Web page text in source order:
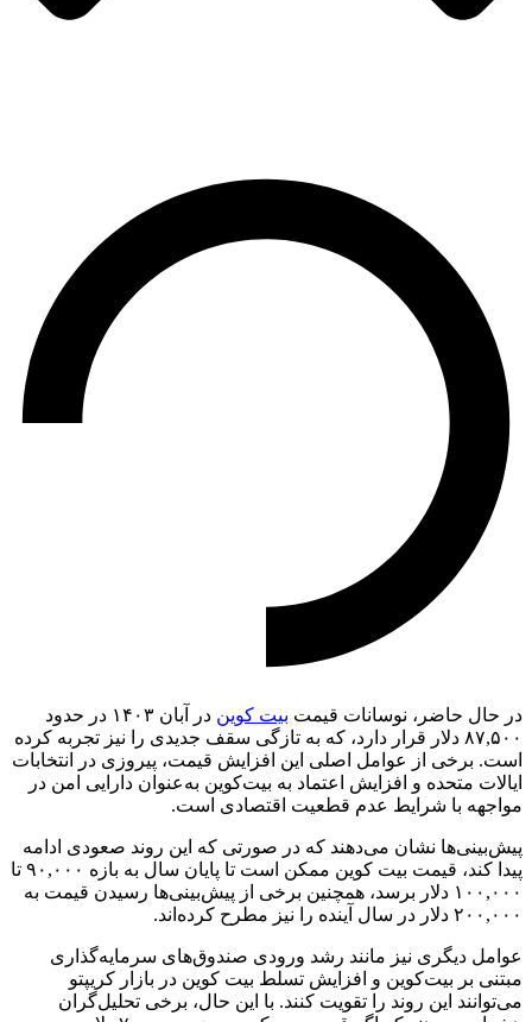
در حال حاضر، نوسانات قیمت بیت کوین
در آبان ۱۴۰۳ در حدود
۸۷,۵۰۰ دلار قرار دارد، که به تازگی سقف جدیدی را نیز تجربه کرده
است. برخی از عوامل اصلی این افزایش قیمت، پیروزی در انتخابات
ایالات متحده و افزایش اعتماد به بیت‌کوین به‌عنوان دارایی امن در
مواجهه با شرایط عدم قطعیت اقتصادی است.
پیش‌بینی‌ها نشان می‌دهند که در صورتی که این روند صعودی ادامه
پیدا کند، قیمت بیت‌ کوین ممکن است تا پایان سال به بازه ۹۰,۰۰۰ تا
۱۰۰,۰۰۰ دلار برسد، همچنین برخی از پیش‌بینی‌ها رسیدن قیمت به
۲۰۰,۰۰۰ دلار در سال آینده را نیز مطرح کرده‌اند.
عوامل دیگری نیز مانند رشد ورودی صندوق‌های سرمایه‌گذاری
مبتنی بر بیت‌کوین و افزایش تسلط بیت‌ کوین در بازار کریپتو
می‌توانند این روند را تقویت کنند. با این حال، برخی تحلیل‌گران